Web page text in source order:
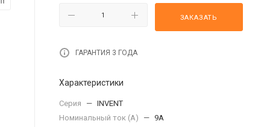
ЗАКАЗАТЬ
ГАРАНТИЯ 3 ГОДА
Характеристики
Серия — INVENT
Номинальный ток (А)
— 9А